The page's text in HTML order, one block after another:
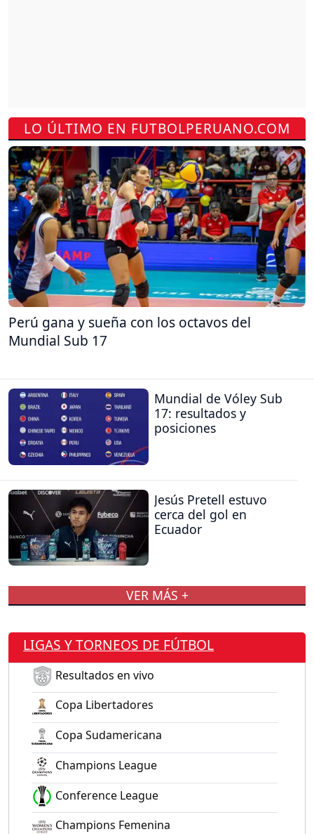
LO ÚLTIMO EN FUTBOLPERUANO.COM
Perú gana y sueña con los octavos del
Mundial Sub 17
Mundial de Vóley Sub
17: resultados y
posiciones
Jesús Pretell estuvo
cerca del gol en
Ecuador
VER MÁS +
LIGAS Y TORNEOS DE FÚTBOL
Resultados en vivo
Copa Libertadores
Copa Sudamericana
Champions League
Conference League
Champions Femenina